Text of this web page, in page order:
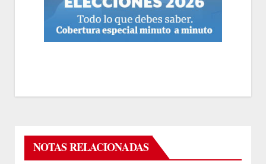
NOTAS RELACIONADAS